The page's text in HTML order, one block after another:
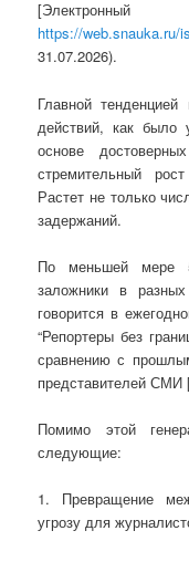
https://web.snauka.ru/
31.07.2026).
Главной
действий, как
основе
стремительный
Растет не только
задержаний.
По меньшей мере
заложники в
говорится в
“Репортеры без
сравнению с
представителей СМИ
Помимо этой
следующие:
1. Превращение
угрозу для